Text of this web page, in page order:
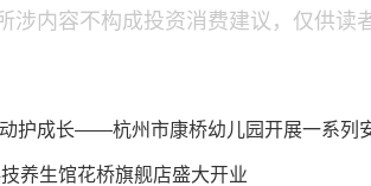
涉内容不构成投资消费建议，仅供读
动护成长——杭州市康桥幼儿园开展一系列
养生馆花桥旗舰店盛大开业